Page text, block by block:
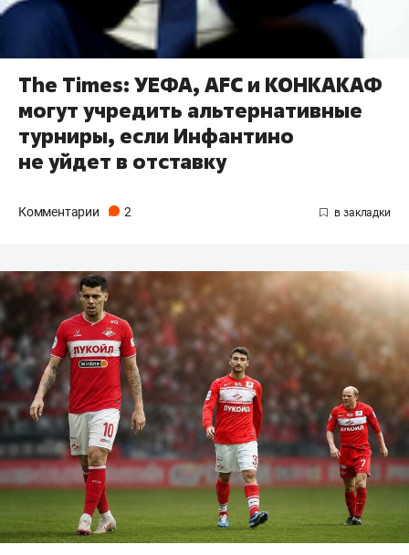
The Times: УЕФА, AFC и КОНКАКАФ
могут учредить альтернативные
турниры, если Инфантино
не уйдет в отставку
Комментарии 2